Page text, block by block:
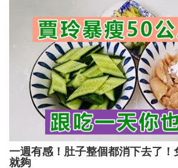
一週有感！肚子整個都消下去了！
就夠